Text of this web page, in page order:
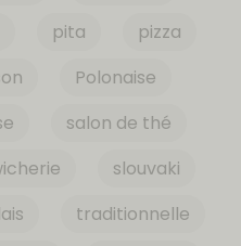
pita
pizza
Polonaise
salon de thé
slouvaki
traditionnelle